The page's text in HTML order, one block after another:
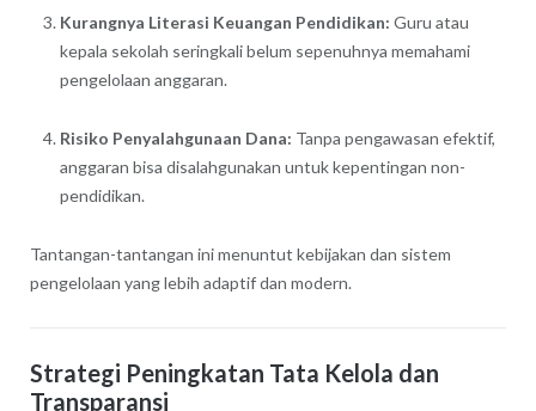
Kurangnya Literasi Keuangan Pendidikan: Guru atau
kepala sekolah seringkali belum sepenuhnya memahami
pengelolaan anggaran.
Risiko Penyalahgunaan Dana: Tanpa pengawasan efektif,
anggaran bisa disalahgunakan untuk kepentingan non-
pendidikan.
Tantangan-tantangan ini menuntut kebijakan dan sistem
pengelolaan yang lebih adaptif dan modern.
Strategi Peningkatan Tata Kelola dan
Transparansi